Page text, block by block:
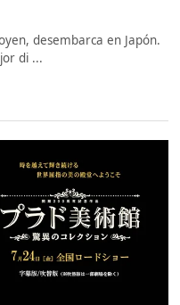
desembarca en Japón.
di ...